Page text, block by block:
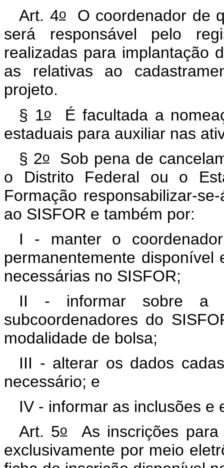
Art. 4oO coordenador de
será responsável pelo
realizadas para implantação
as relativas ao
projeto.
§ 1oÉ facultada a
estaduais para auxiliar nas
§ 2oSob pena de
o Distrito Federal ou o
Formação responsabilizar-
ao SISFOR e também por:
I - manter o
permanentemente
necessárias no SISFOR;
II - informar sobre a
subcoordenadores do
modalidade de bolsa;
III - alterar os dados
necessário; e
IV - informar as inclusões
Art. 5oAs inscrições para
exclusivamente por meio